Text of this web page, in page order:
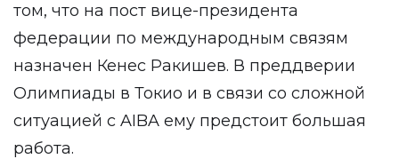
том, что на пост вице-президента
федерации по международным связям
назначен Кенес Ракишев. В преддверии
Олимпиады в Токио и в связи со сложной
ситуацией с AIBA ему предстоит большая
работа.